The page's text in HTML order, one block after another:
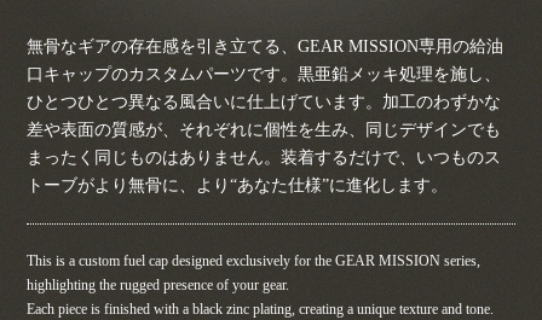
無骨なギアの存在感を引き立てる、GEAR MISSION専用の給油
口キャップのカスタムパーツです。黒亜鉛メッキ処理を施し、
ひとつひとつ異なる風合いに仕上げています。加工のわずかな
差や表面の質感が、それぞれに個性を生み、同じデザインでも
まったく同じものはありません。装着するだけで、いつものス
トーブがより無骨に、より“あなた仕様”に進化します。
This is a custom fuel cap designed exclusively for the GEAR MISSION series,
highlighting the rugged presence of your gear.
Each piece is finished with a black zinc plating, creating a unique texture and tone.